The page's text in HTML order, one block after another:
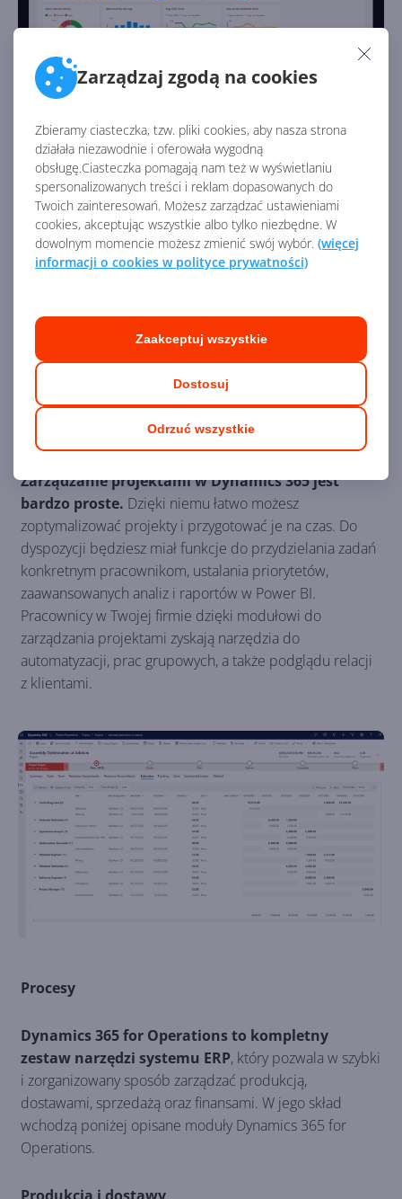
Zarządzaj zgodą na cookies
Zbieramy ciasteczka, tzw. pliki cookies, aby nasza strona
działała niezawodnie i oferowała wygodną
obsługę.Ciasteczka pomagają nam też w wyświetlaniu
spersonalizowanych treści i reklam dopasowanych do
Twoich zainteresowań. Możesz zarządzać ustawieniami
cookies, akceptując wszystkie albo tylko niezbędne. W
dowolnym momencie możesz zmienić swój wybór. (więcej
informacji o cookies w polityce prywatności)
Odrzuć wszystkie
Dostosuj
Zaakceptuj wszystkie
Usługi
ModułUsługi w Dynamics 365— jak sama nazwa
mówi — służy do zarządzania szeroko pojętymi usługami.
Dzięki niemu możesz zarządzać zleceniami na usługi,
przydzielaniem, ilością czasu, raportowaniem i analizą.
Ponadto moduł Usługi w łatwy sposób pozwala
planować spotkania i zarządzać nimi. Nie zabrakło
bogatych wizualizacji, także geograficznych,
posiada również dedykowaną aplikację mobilną dla
pracowników, którzy dzięki niej zyskują dostęp do
czytnika kodów kreskowych, RFID, czytnika kart
kredytowych i zbierania podpisów.
Zarządzanie projektami
Zarządzanie projektami w Dynamics 365 jest
bardzo proste. Dzięki niemu łatwo możesz
zoptymalizować projekty i przygotować je na czas. Do
dyspozycji będziesz miał funkcje do przydzielania zadań
konkretnym pracownikom, ustalania priorytetów,
zaawansowanych analiz i raportów w Power BI.
Pracownicy w Twojej firmie dzięki modułowi do
zarządzania projektami zyskają narzędzia do
automatyzacji, prac grupowych, a także podglądu relacji
z klientami.
Procesy
Dynamics 365 for Operations to kompletny
zestaw narzędzi systemu ERP, który pozwala w szybki
i zorganizowany sposób zarządzać produkcją,
dostawami, sprzedażą oraz finansami. W jego skład
wchodzą poniżej opisane moduły Dynamics 365 for
Operations.